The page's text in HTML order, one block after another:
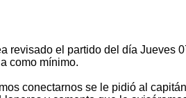
revisado el partido del día
como mínimo.
conectarnos se le pidió al